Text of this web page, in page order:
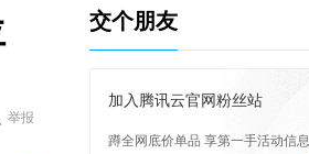
举报
交个朋友
加入腾讯云官网粉丝站
蹲全网底价单品 享第一手活动信息